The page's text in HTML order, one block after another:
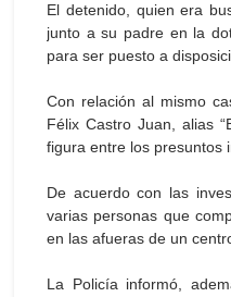
El detenido, quien era
junto a su padre en la
para ser puesto a
Con relación al mismo
Félix Castro Juan, alias
figura entre los presuntos
De acuerdo con las
varias personas que
en las afueras de un
La Policía informó,